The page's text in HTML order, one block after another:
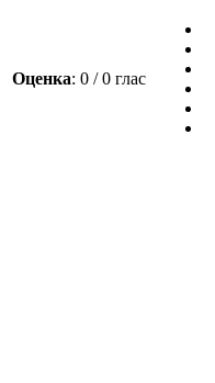
Оценка: 0 / 0 глас